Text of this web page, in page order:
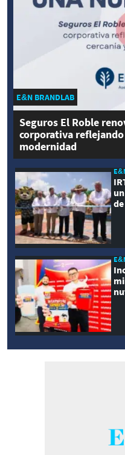
E&N BRANDLAB
Seguros El Roble
corporativa
modernidad